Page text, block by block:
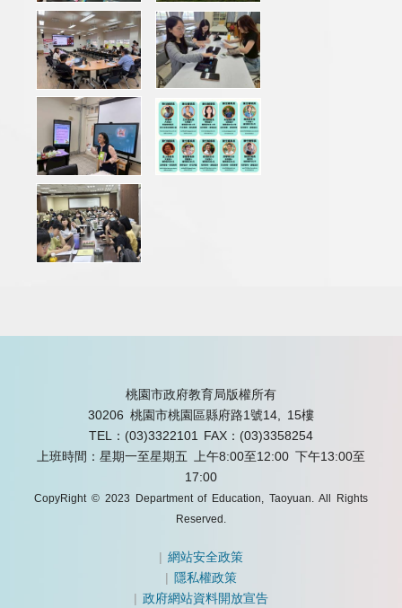
桃園市政府教育局版權所有
30206 桃園市桃園區縣府路1號14, 15樓
TEL：(03)3322101
FAX：(03)3358254
上班時間：星期一至星期五 上午8:00至12:00 下午13:00至
17:00
CopyRight © 2023 Department of Education, Taoyuan. All Rights
Reserved.
|網站安全政策
| 隱私權政策
|政府網站資料開放宣告